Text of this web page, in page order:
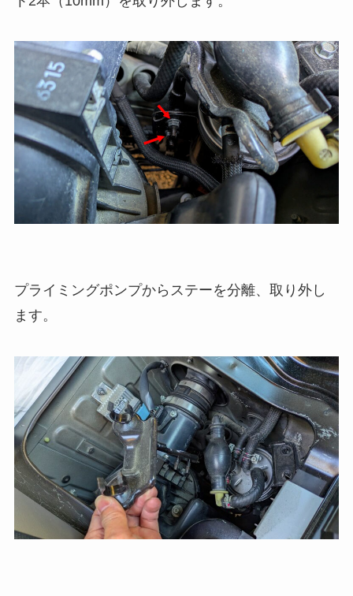
プライミングポンプからステーを分離、取り外し
ます。